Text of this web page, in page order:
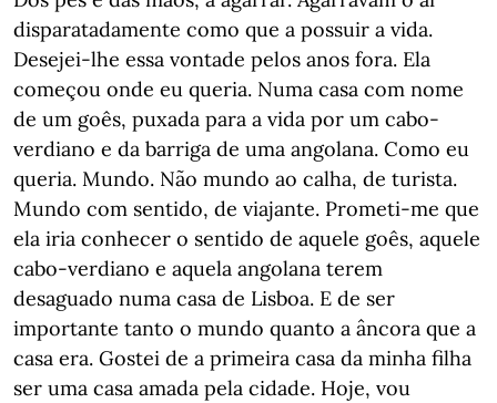
disparatadamente como que a possuir a vida.
Desejei-lhe essa vontade pelos anos fora. Ela
começou onde eu queria. Numa casa com nome
de um goês, puxada para a vida por um cabo-
verdiano e da barriga de uma angolana. Como eu
queria. Mundo. Não mundo ao calha, de turista.
Mundo com sentido, de viajante. Prometi-me que
ela iria conhecer o sentido de aquele goês, aquele
cabo-verdiano e aquela angolana terem
desaguado numa casa de Lisboa. E de ser
importante tanto o mundo quanto a âncora que a
casa era. Gostei de a primeira casa da minha filha
ser uma casa amada pela cidade. Hoje, vou